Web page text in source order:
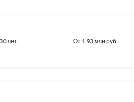
30 лет От 1.93 млн руб